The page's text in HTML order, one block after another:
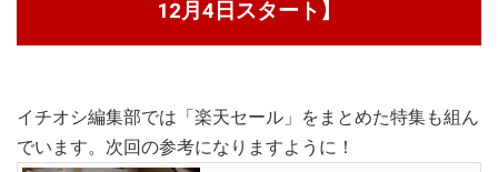
12月4日スタート】
イチオシ編集部では「楽天セール」をまとめた特集も組ん
でいます。次回の参考になりますように！